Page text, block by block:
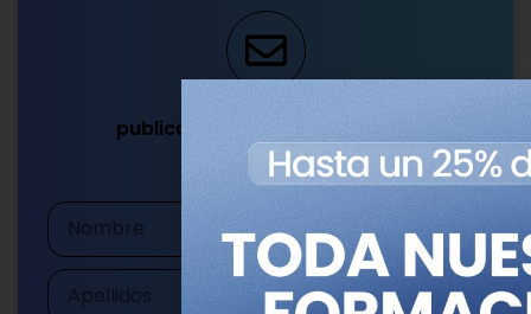
publicaciones@genotipia.com
Nombre
Apellidos